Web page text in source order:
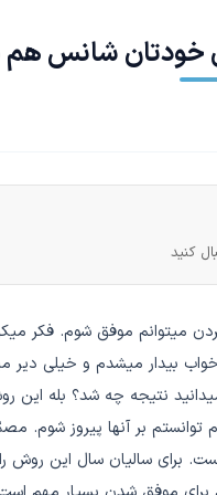
شانس هم
کنید
میتوانم موفق شوم. فکر
بیدار میشدم و خیلی دیر
نتیجه چه شد؟ بله
بر آنها پیروز شوم.
سالیان سال این روش